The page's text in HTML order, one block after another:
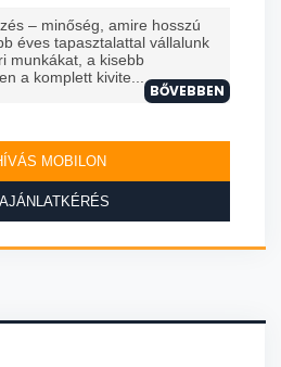
– minőség, amire hosszú
éves tapasztalattal vállalunk
munkákat, a kisebb
a komplett kivite...
BŐVEBBEN
MOBILON